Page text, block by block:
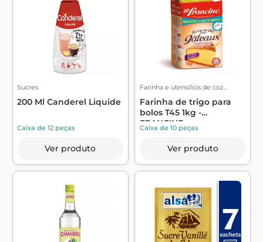
Sucres
200 Ml Canderel Liquide
Caixa de 12 peças
Ver produto
Farinha e utensílios de coz...
Farinha de trigo para
bolos T45 1kg -
FRANCINE
Caixa de 10 peças
Ver produto